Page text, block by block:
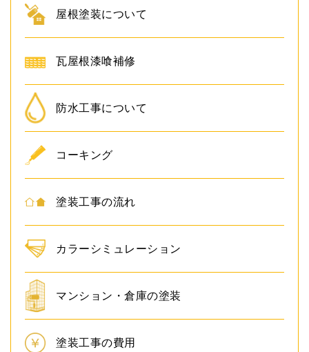
屋根塗装について
瓦屋根漆喰補修
防水工事について
コーキング
塗装工事の流れ
カラーシミュレーション
マンション・倉庫の塗装
塗装工事の費用